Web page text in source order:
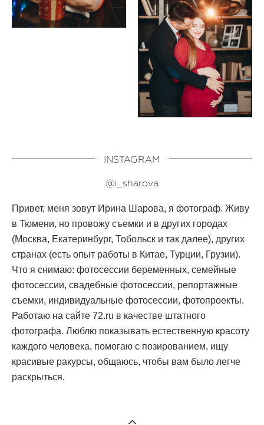
INSTAGRAM
@i_sharova
Привет, меня зовут Ирина Шарова, я фотограф. Живу
в Тюмени, но провожу съемки и в других городах
(Москва, Екатеринбург, Тобольск и так далее), других
странах (есть опыт работы в Китае, Турции, Грузии).
Что я снимаю: фотосессии беременных, семейные
фотосессии, свадебные фотосессии, репортажные
съемки, индивидуальные фотосессии, фотопроекты.
Работаю на сайте 72.ru в качестве штатного
фотографа. Люблю показывать естественную красоту
каждого человека, помогаю с позированием, ищу
красивые ракурсы, общаюсь, чтобы вам было легче
раскрыться.